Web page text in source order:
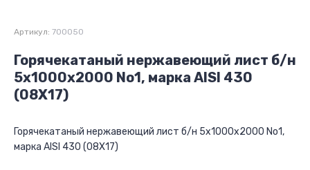
Артикул: 700050
Горячекатаный нержавеющий лист б/н
5х1000х2000 No1, марка AISI 430
(08Х17)
Горячекатаный нержавеющий лист б/н 5х1000х2000 No1,
марка AISI 430 (08Х17)